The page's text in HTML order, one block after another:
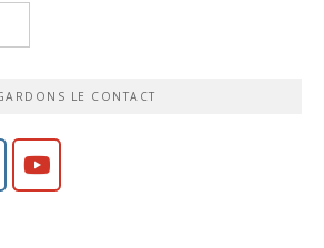
LE CONTACT